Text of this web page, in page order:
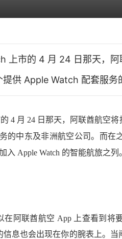
上市的 4 月 24 日那天，
供 Apple Watch 配套服务
的 4 月 24 日那天，阿联酋航空
务的中东及非洲航空公司。而
入 Apple Watch 的智能航旅之列
在阿联酋航空 App 上查看到将
信息也会出现在你的腕表上。